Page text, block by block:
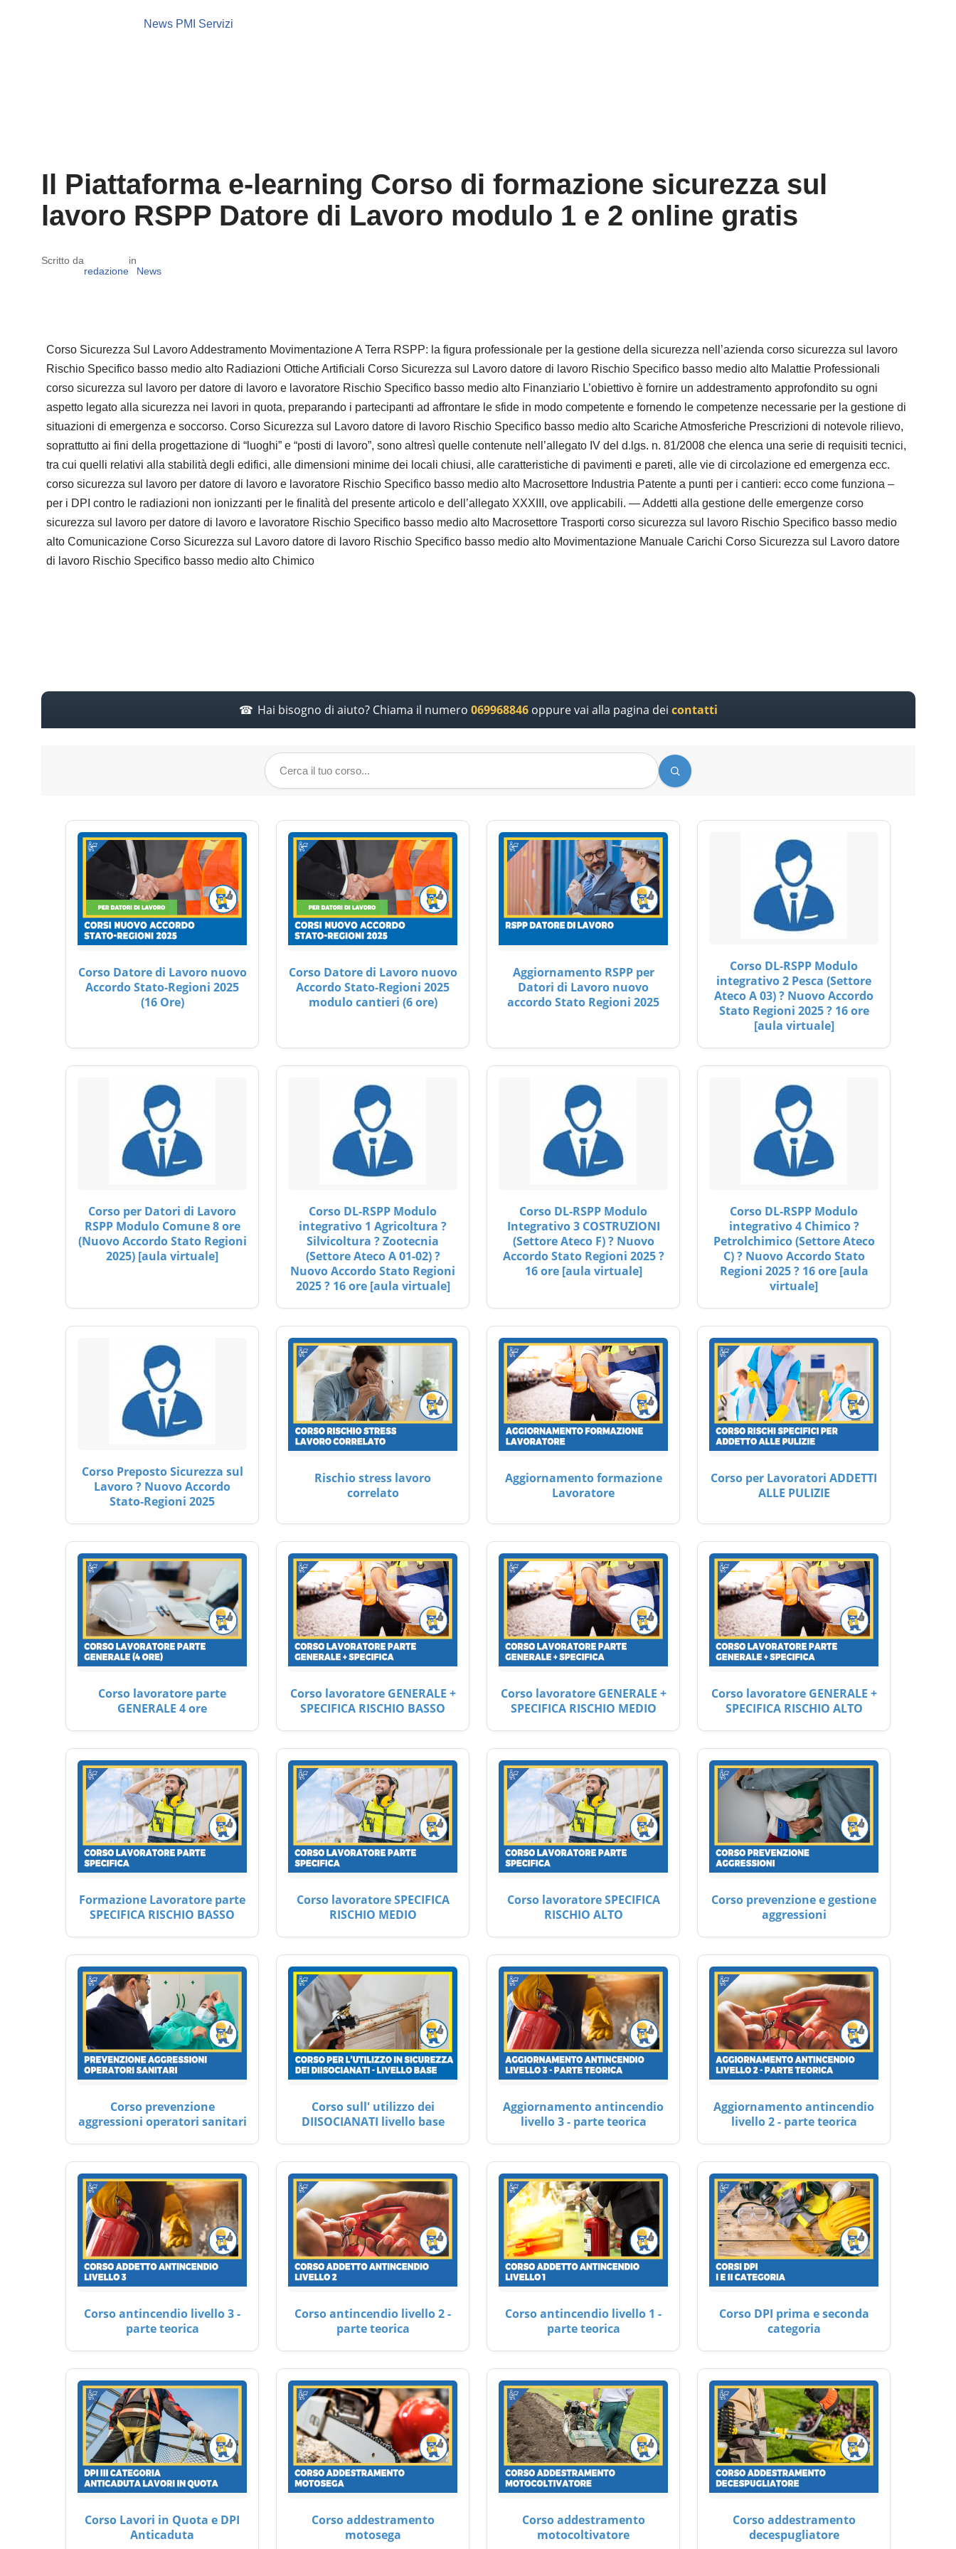
News PMI Servizi
Il Piattaforma e-learning Corso di formazione sicurezza sul
lavoro RSPP Datore di Lavoro modulo 1 e 2 online gratis
Scritto da
redazione
in
News
Corso Sicurezza Sul Lavoro Addestramento Movimentazione A Terra RSPP: la figura professionale per la gestione della sicurezza nell’azienda corso sicurezza sul lavoro
Rischio Specifico basso medio alto Radiazioni Ottiche Artificiali Corso Sicurezza sul Lavoro datore di lavoro Rischio Specifico basso medio alto Malattie Professionali
corso sicurezza sul lavoro per datore di lavoro e lavoratore Rischio Specifico basso medio alto Finanziario L’obiettivo è fornire un addestramento approfondito su ogni
aspetto legato alla sicurezza nei lavori in quota, preparando i partecipanti ad affrontare le sfide in modo competente e fornendo le competenze necessarie per la gestione di
situazioni di emergenza e soccorso. Corso Sicurezza sul Lavoro datore di lavoro Rischio Specifico basso medio alto Scariche Atmosferiche Prescrizioni di notevole rilievo,
soprattutto ai fini della progettazione di “luoghi” e “posti di lavoro”, sono altresì quelle contenute nell’allegato IV del d.lgs. n. 81/2008 che elenca una serie di requisiti tecnici,
tra cui quelli relativi alla stabilità degli edifici, alle dimensioni minime dei locali chiusi, alle caratteristiche di pavimenti e pareti, alle vie di circolazione ed emergenza ecc.
corso sicurezza sul lavoro per datore di lavoro e lavoratore Rischio Specifico basso medio alto Macrosettore Industria Patente a punti per i cantieri: ecco come funziona –
per i DPI contro le radiazioni non ionizzanti per le finalità del presente articolo e dell’allegato XXXIII, ove applicabili. — Addetti alla gestione delle emergenze corso
sicurezza sul lavoro per datore di lavoro e lavoratore Rischio Specifico basso medio alto Macrosettore Trasporti corso sicurezza sul lavoro Rischio Specifico basso medio
alto Comunicazione Corso Sicurezza sul Lavoro datore di lavoro Rischio Specifico basso medio alto Movimentazione Manuale Carichi Corso Sicurezza sul Lavoro datore
di lavoro Rischio Specifico basso medio alto Chimico
Hai bisogno di aiuto? Chiama il numero 069968846oppure vai alla pagina dei contatti
Corso Datore di Lavoro nuovo
Accordo Stato-Regioni 2025
(16 Ore)
Corso Datore di Lavoro nuovo
Accordo Stato-Regioni 2025
modulo cantieri (6 ore)
Aggiornamento RSPP per
Datori di Lavoro nuovo
accordo Stato Regioni 2025
Corso DL-RSPP Modulo
integrativo 2 Pesca (Settore
Ateco A 03) ? Nuovo Accordo
Stato Regioni 2025 ? 16 ore
[aula virtuale]
Corso per Datori di Lavoro
RSPP Modulo Comune 8 ore
(Nuovo Accordo Stato Regioni
2025) [aula virtuale]
Corso DL-RSPP Modulo
integrativo 1 Agricoltura ?
Silvicoltura ? Zootecnia
(Settore Ateco A 01-02) ?
Nuovo Accordo Stato Regioni
2025 ? 16 ore [aula virtuale]
Corso DL-RSPP Modulo
Integrativo 3 COSTRUZIONI
(Settore Ateco F) ? Nuovo
Accordo Stato Regioni 2025 ?
16 ore [aula virtuale]
Corso DL-RSPP Modulo
integrativo 4 Chimico ?
Petrolchimico (Settore Ateco
C) ? Nuovo Accordo Stato
Regioni 2025 ? 16 ore [aula
virtuale]
Corso Preposto Sicurezza sul
Lavoro ? Nuovo Accordo
Stato-Regioni 2025
Rischio stress lavoro
correlato
Aggiornamento formazione
Lavoratore
Corso per Lavoratori ADDETTI
ALLE PULIZIE
Corso lavoratore parte
GENERALE 4 ore
Corso lavoratore GENERALE +
SPECIFICA RISCHIO BASSO
Corso lavoratore GENERALE +
SPECIFICA RISCHIO MEDIO
Corso lavoratore GENERALE +
SPECIFICA RISCHIO ALTO
Formazione Lavoratore parte
SPECIFICA RISCHIO BASSO
Corso lavoratore SPECIFICA
RISCHIO MEDIO
Corso lavoratore SPECIFICA
RISCHIO ALTO
Corso prevenzione e gestione
aggressioni
Corso prevenzione
aggressioni operatori sanitari
Corso sull' utilizzo dei
DIISOCIANATI livello base
Aggiornamento antincendio
livello 3 - parte teorica
Aggiornamento antincendio
livello 2 - parte teorica
Corso antincendio livello 3 -
parte teorica
Corso antincendio livello 2 -
parte teorica
Corso antincendio livello 1 -
parte teorica
Corso DPI prima e seconda
categoria
Corso Lavori in Quota e DPI
Anticaduta
Corso addestramento
motosega
Corso addestramento
motocoltivatore
Corso addestramento
decespugliatore